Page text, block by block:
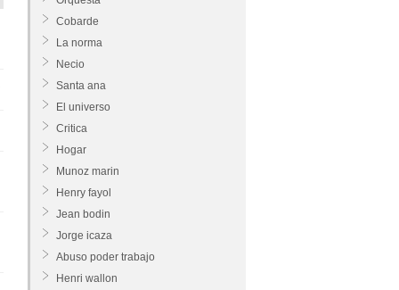
Cobarde
La norma
Necio
Santa ana
El universo
Critica
Hogar
Munoz marin
Henry fayol
Jean bodin
Jorge icaza
Abuso poder trabajo
Henri wallon